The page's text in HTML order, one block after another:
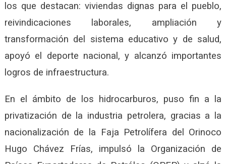
los que destacan: viviendas dignas para el pueblo,
reivindicaciones laborales, ampliación y
transformación del sistema educativo y de salud,
apoyó el deporte nacional, y alcanzó importantes
logros de infraestructura.
En el ámbito de los hidrocarburos, puso fin a la
privatización de la industria petrolera, gracias a la
nacionalización de la Faja Petrolífera del Orinoco
Hugo Chávez Frías, impulsó la Organización de